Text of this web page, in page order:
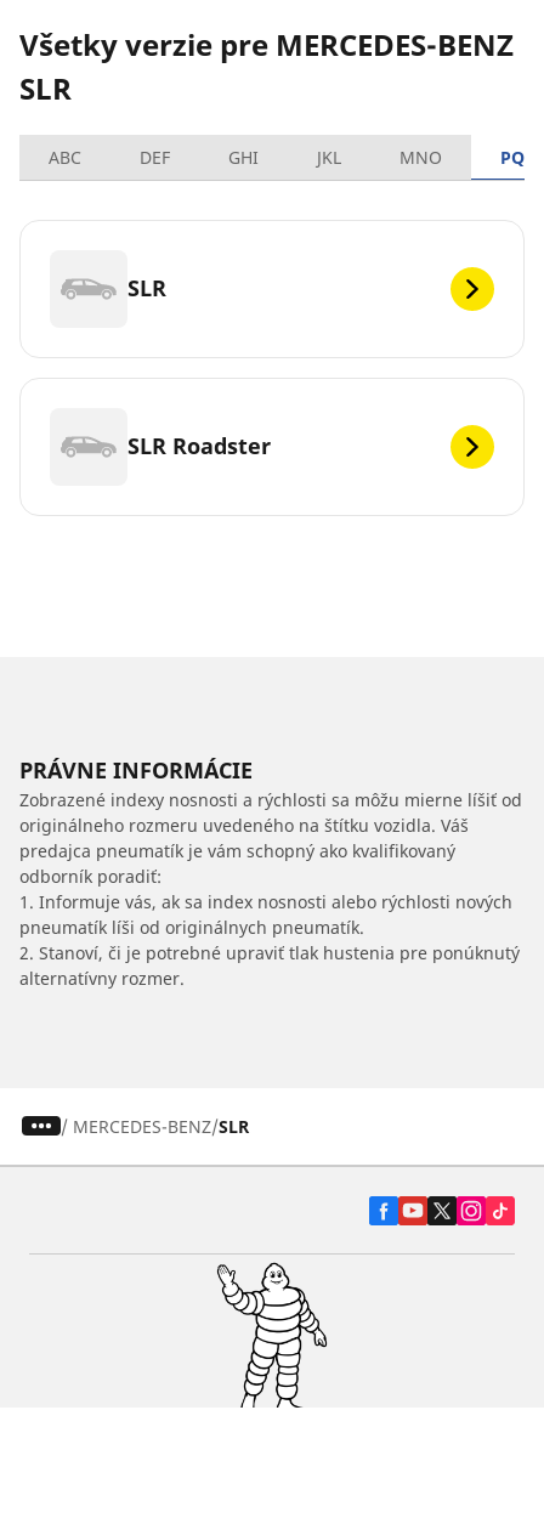
Všetky verzie pre MERCEDES-BENZ
SLR
ABC DEF GHI JKL MNO PQRS
SLR
SLR Roadster
PRÁVNE INFORMÁCIE
Zobrazené indexy nosnosti a rýchlosti sa môžu mierne líšiť od
originálneho rozmeru uvedeného na štítku vozidla. Váš
predajca pneumatík je vám schopný ako kvalifikovaný
odborník poradiť:
1. Informuje vás, ak sa index nosnosti alebo rýchlosti nových
pneumatík líši od originálnych pneumatík.
2. Stanoví, či je potrebné upraviť tlak hustenia pre ponúknutý
alternatívny rozmer.
/ MERCEDES-BENZ SLR